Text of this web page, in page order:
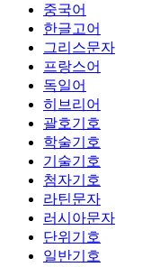
중국어
한글고어
그리스문자
프랑스어
독일어
히브리어
괄호기호
학술기호
기술기호
첨자기호
라틴문자
러시아문자
단위기호
일반기호